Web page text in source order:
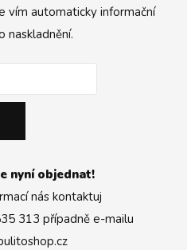
vím automaticky informační
naskladnění.
nyní objednat!
nás kontaktuj
313 případně e-mailu